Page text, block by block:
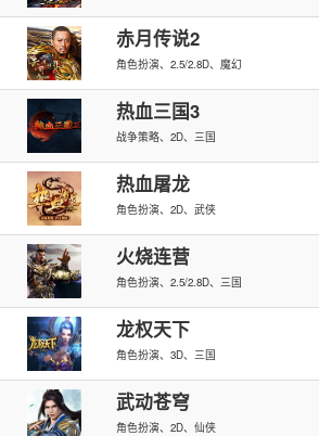
赤月传说2
角色扮演、2.5/2.8D、魔幻
热血三国3
战争策略、2D、三国
热血屠龙
角色扮演、2D、武侠
火烧连营
角色扮演、2.5/2.8D、三国
龙权天下
角色扮演、3D、三国
武动苍穹
角色扮演、2D、仙侠